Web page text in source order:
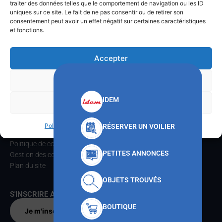
traiter des données telles que le comportement de navigation ou les ID
uniques sur ce site. Le fait de ne pas consentir ou de retirer son
consentement peut avoir un effet négatif sur certaines caractéristiques
et fonctions.
Accepter
Voir les préférences
Politique de cookiesPolitique de confidentialités
IDEM
RÉSERVER UN VOILIER
PETITES ANNONCES
OBJETS TROUVÉS
BOUTIQUE
Téléphone: 04.22.42.06.37
ACCUEIL
Communications
Activités voiles
INFORMATIONS
Politique de confidentialités
Gestion des cookies
Plan du site
S'INSCRIRE AU CNMT
Je m'inscris par